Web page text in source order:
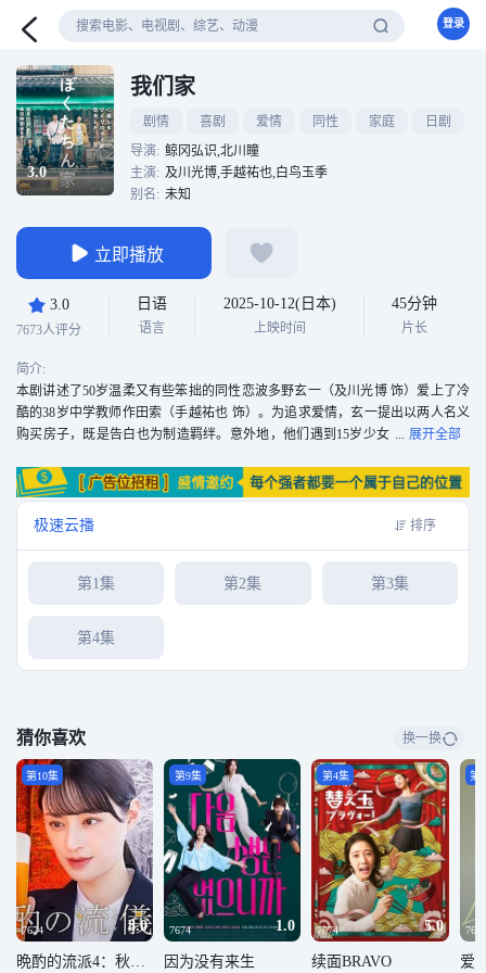
登录
3.0
我们家
剧情 喜剧 爱情 同性 家庭
日剧
导演: 鲸冈弘识,北川瞳
主演: 及川光博,手越祐也,白鸟玉季
别名: 未知
立即播放
3.0
7673人评分
日语
语言
2025-10-12(日本)
上映时间
45分钟
片长
简介:
本剧讲述了50岁温柔又有些笨拙的同性恋波多野玄一（及川光博 饰）爱上了冷
酷的38岁中学教师作田索（手越祐也 饰）。为追求爱情，玄一提出以两人名义
购买房子，既是告白也为制造羁绊。意外地，他们遇到15岁少女
边缘形成奇妙同居生活，笑中带泪，展开温暖又古怪的家庭与爱情喜剧。
极速云播 排序
第1集 第2集 第3集
第4集
猜你喜欢 换一换
7674 8.0
第10集
晩酌的流派4：秋冬篇
7674 1.0
第9集
因为没有来生
7674 5.0
第4集
续面BRAVO
7674
第
爱